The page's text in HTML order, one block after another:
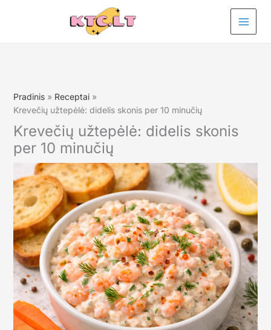
Pradinis
Receptai
Krevečių užtepėlė: didelis skonis per 10 minučių
Krevečių užtepėlė: didelis skonis
per 10 minučių